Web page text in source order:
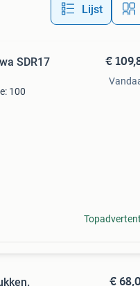
Lijst
SDR17
100
€
€